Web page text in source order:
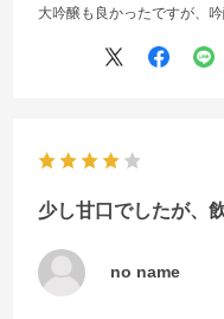
大吟醸も良かったですが、
少し甘口でしたが、
no name